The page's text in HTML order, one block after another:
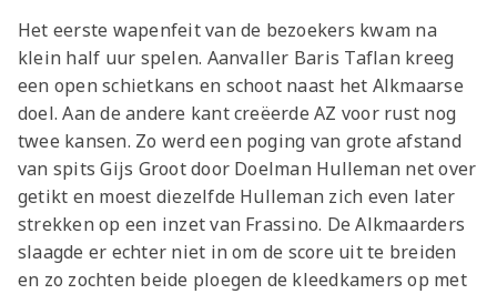
Het eerste wapenfeit van de bezoekers kwam na
klein half uur spelen. Aanvaller Baris Taflan kreeg
een open schietkans en schoot naast het Alkmaarse
doel. Aan de andere kant creëerde AZ voor rust nog
twee kansen. Zo werd een poging van grote afstand
van spits Gijs Groot door Doelman Hulleman net over
getikt en moest diezelfde Hulleman zich even later
strekken op een inzet van Frassino. De Alkmaarders
slaagde er echter niet in om de score uit te breiden
en zo zochten beide ploegen de kleedkamers op met